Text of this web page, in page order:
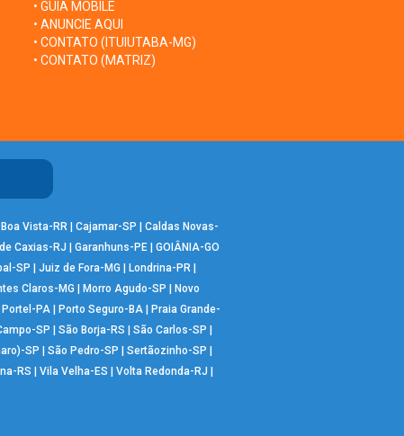
• GUIA MOBILE
• ANUNCIE AQUI
• CONTATO (ITUIUTABA-MG)
• CONTATO (MATRIZ)
Boa Vista-RR | Cajamar-SP | Caldas Novas-
Caxias-RJ | Garanhuns-PE | GOIÂNIA-GO
SP | Juiz de Fora-MG | Londrina-PR |
Claros-MG | Morro Agudo-SP | Novo
Portel-PA| Porto Seguro-BA| Praia Grande-
SP | São Borja-RS | São Carlos-SP |
SP | São Pedro-SP | Sertãozinho-SP |
RS | Vila Velha-ES | Volta Redonda-RJ |